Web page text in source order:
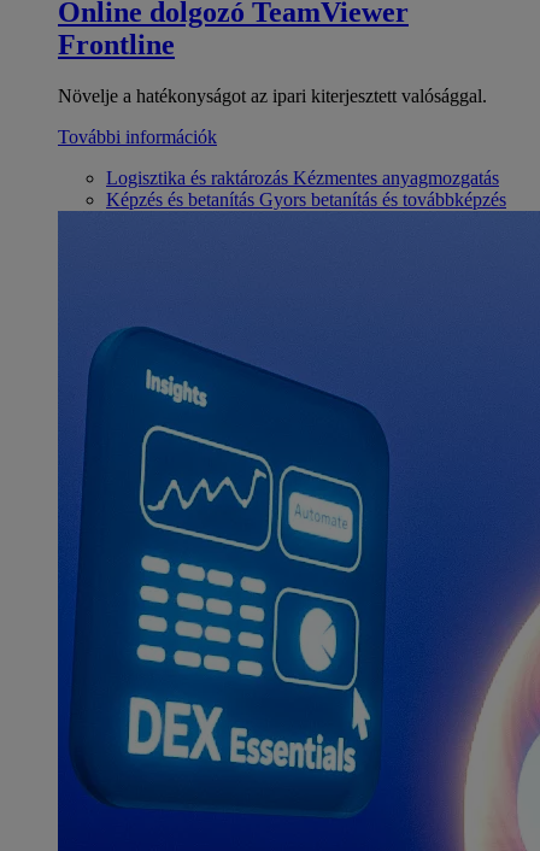
Online dolgozó TeamViewer
Frontline
Növelje a hatékonyságot az ipari kiterjesztett valósággal.
További információk
Logisztika és raktározás Kézmentes anyagmozgatás
Képzés és betanítás Gyors betanítás és továbbképzés